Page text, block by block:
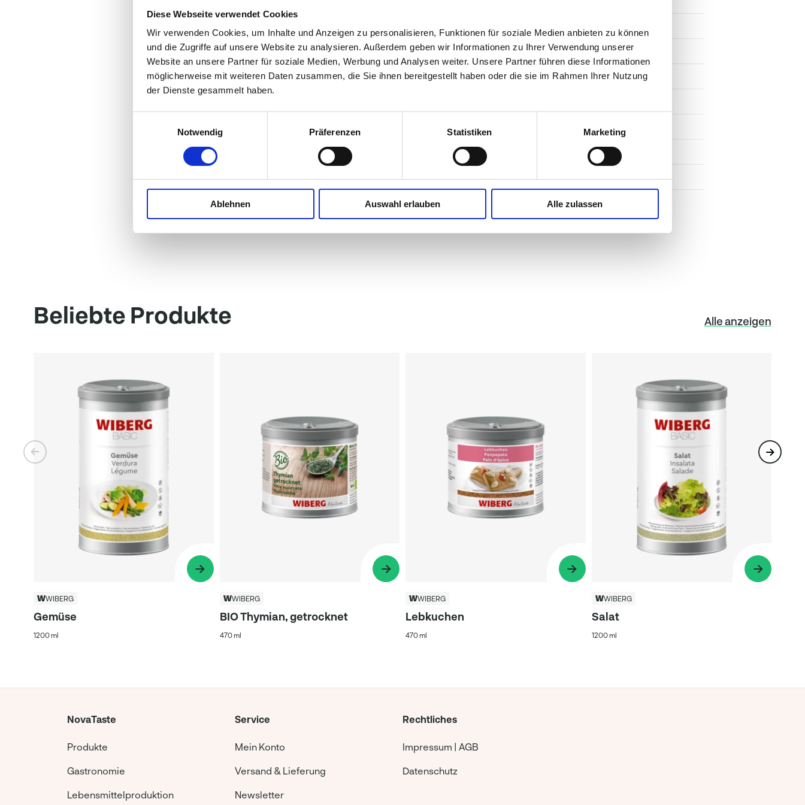
Diese Webseite verwendet Cookies
Wir verwenden Cookies, um Inhalte und Anzeigen zu personalisieren, Funktionen für soziale Medien anbieten zu können
und die Zugriffe auf unsere Website zu analysieren. Außerdem geben wir Informationen zu Ihrer Verwendung unserer
Website an unsere Partner für soziale Medien, Werbung und Analysen weiter. Unsere Partner führen diese Informationen
möglicherweise mit weiteren Daten zusammen, die Sie ihnen bereitgestellt haben oder die sie im Rahmen Ihrer Nutzung
der Dienste gesammelt haben.
Notwendig
Präferenzen Statistiken Marketing
Ablehnen Auswahl erlauben Alle zulassen
einfache Verarbeitung
problemlose Handfüllung
wasserdampfundurchlässig
hoher Rückschrumpf
kontrollierte Schälbarkeit
gleichmäßige Kalibertreue
vermeiden; vor Austrocknung schützen
Beliebte Produkte Alle anzeigen
WIBERG
Gemüse
1200 ml
WIBERG
BIO Thymian, getrocknet
470 ml
WIBERG
Lebkuchen
470 ml
WIBERG
Salat
1200 ml
NovaTaste
Produkte
Gastronomie
Lebensmittelproduktion
Service
Mein Konto
Versand & Lieferung
Newsletter
Rechtliches
Impressum | AGB
Datenschutz